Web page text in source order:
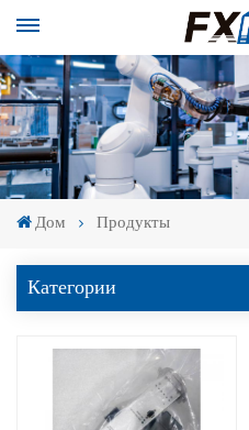
Дом Продукты
Категории